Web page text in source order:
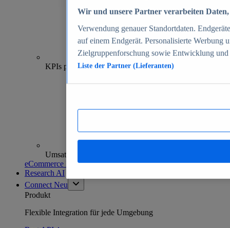
70+
KPIs pro Shop
Umsatzanalysen und -prognosen
eCommerce Insights entdecken
Research AI
Connect Neu
Produkt
Flexible Integration für jede Umgebung
Wir und unsere Partner verarbeiten
Verwendung genauer Standortdaten.
auf einem Endgerät. Personalisierte Werbung
Zielgruppenforschung sowie Entwicklung
Liste der Partner (Lieferanten)